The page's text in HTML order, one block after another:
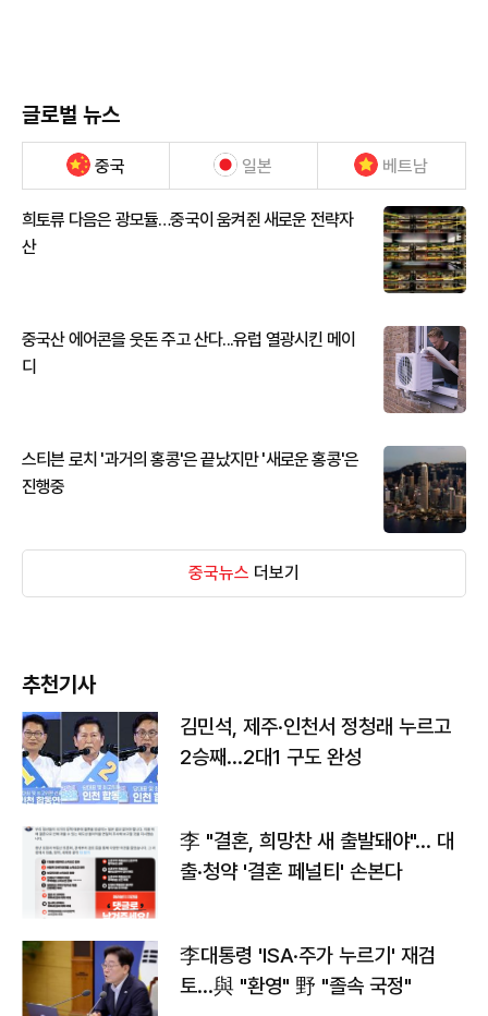
글로벌 뉴스
중국 일본 베트남
희토류 다음은 광모듈…중국이 움켜쥔 새로운 전략자
산
중국산 에어콘을 웃돈 주고 산다...유럽 열광시킨 메이
디
스티븐 로치 '과거의 홍콩'은 끝났지만 '새로운 홍콩'은
진행중
중국뉴스 더보기
추천기사
김민석, 제주·인천서 정청래 누르고
2승째…2대1 구도 완성
李 "결혼, 희망찬 새 출발돼야"… 대
출·청약 '결혼 페널티' 손본다
李대통령 'ISA·주가 누르기' 재검
토…與 "환영" 野 "졸속 국정"